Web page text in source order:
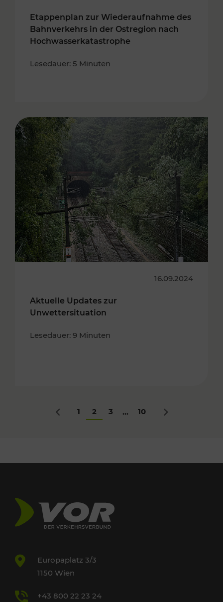
Etappenplan zur Wiederaufnahme des
Bahnverkehrs in der Ostregion nach
Hochwasserkatastrophe
Lesedauer: 5 Minuten
16.09.2024
Aktuelle Updates zur
Unwettersituation
Lesedauer: 9 Minuten
Zurück
1 2 3 ... 10 Nächstes
Europaplatz 3/3
1150 Wien
+43 800 22 23 24